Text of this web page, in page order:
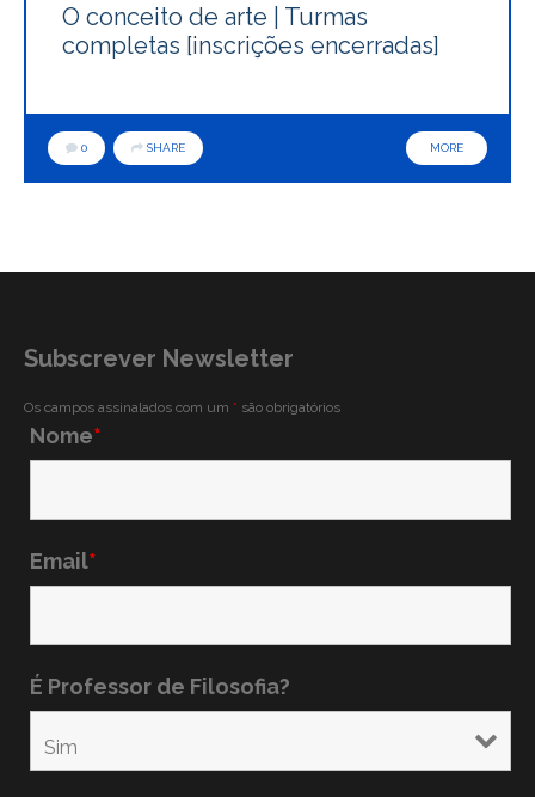
O conceito de arte | Turmas
completas [inscrições encerradas]
0 SHARE MORE
Subscrever Newsletter
Os campos assinalados com um * são obrigatórios
Nome*
Email*
É Professor de Filosofia?